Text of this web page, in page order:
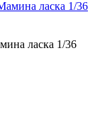
ласка 1/36